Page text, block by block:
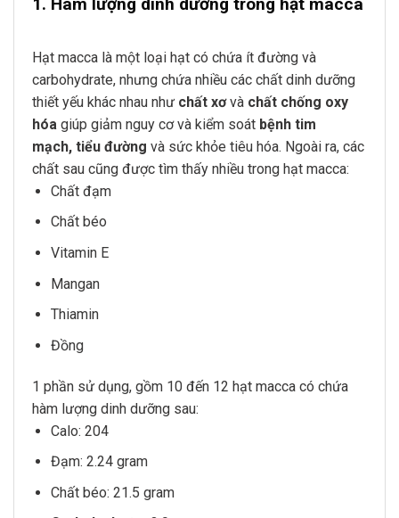
1. Hàm lượng dinh dưỡng trong hạt macca
Hạt macca là một loại hạt có chứa ít đường và
carbohydrate, nhưng chứa nhiều các chất dinh dưỡng
thiết yếu khác nhau như chất xơvà chất chống oxy
hóa giúp giảm nguy cơ và kiểm soát bệnh tim
mạch, tiểu đường và sức khỏe tiêu hóa. Ngoài ra, các
chất sau cũng được tìm thấy nhiều trong hạt macca:
Chất đạm
Chất béo
Vitamin E
Mangan
Thiamin
Đồng
1 phần sử dụng, gồm 10 đến 12 hạt macca có chứa
hàm lượng dinh dưỡng sau:
Calo: 204
Đạm: 2.24 gram
Chất béo: 21.5 gram